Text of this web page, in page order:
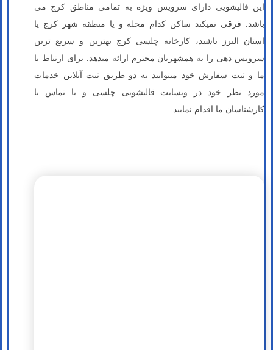
این قالیشویی دارای سرویس ویژه به تمامی مناطق کرج می
باشد. فرقی نمیکند ساکن کدام محله و یا منطقه شهر کرج یا
استان البرز باشید، کارخانه چلسی کرج بهترین و سریع ترین
سرویس دهی را به همشهریان محترم ارائه می­دهد. برای ارتباط با
ما و ثبت سفارش خود می­توانید به دو طریق ثبت آنلاین خدمات
مورد نظر خود در وبسایت قالیشویی چلسی و یا تماس با
کارشناسان ما اقدام نمایید.